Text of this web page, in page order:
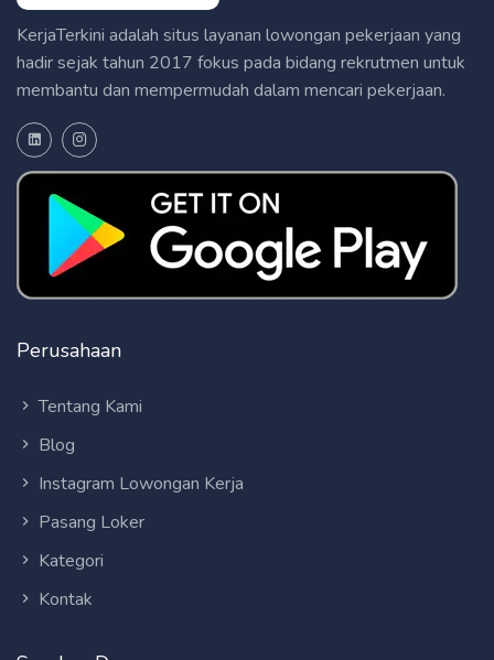
KerjaTerkini adalah situs layanan lowongan pekerjaan yang
hadir sejak tahun 2017 fokus pada bidang rekrutmen untuk
membantu dan mempermudah dalam mencari pekerjaan.
Perusahaan
Tentang Kami
Blog
Instagram Lowongan Kerja
Pasang Loker
Kategori
Kontak